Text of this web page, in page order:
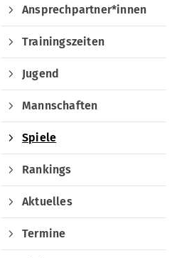
Ansprechpartner*innen
Trainingszeiten
Jugend
Mannschaften
Spiele
Rankings
Aktuelles
Termine